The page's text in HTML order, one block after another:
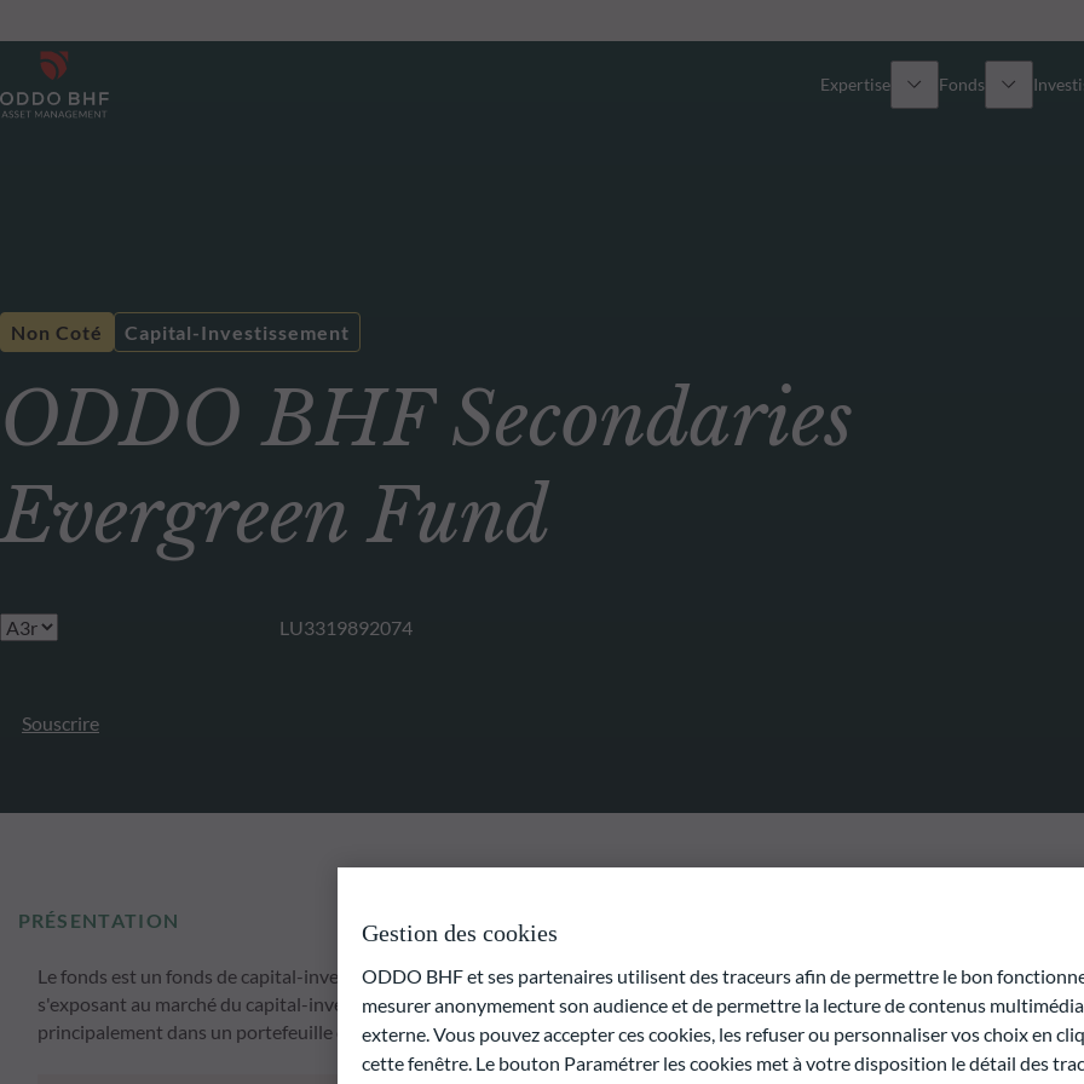
Expertise
Multi-Actifs
Fonds
ODDO BHF Secondaries
Evergreen Fund
Non Coté Capital-Investissement
LU3319892074
Souscrire
PRÉSENTATION
Le fonds est un fonds de capital-investissement dont l'objectif d'investissement est d'obtenir un rendement positif en
s'exposant au marché du capital-investissement et de maximiser la plus-value des actifs sous-jacents en investissant
principalement dans un portefeuille diversifié de fonds d'investissement en capital-investissement.
Gestion des cookies
ODDO BHF et ses partenaires utilisent des traceurs afin de permettre le bon
mesurer anonymement son audience et de permettre la lecture de contenus
externe. Vous pouvez accepter ces cookies, les refuser ou personnaliser vos choix en
cette fenêtre. Le bouton Paramétrer les cookies met à votre disposition le détail des